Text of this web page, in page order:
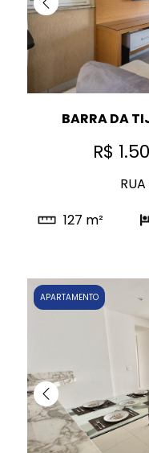
BARRA DA
R$
127 m²
APARTAMENTO